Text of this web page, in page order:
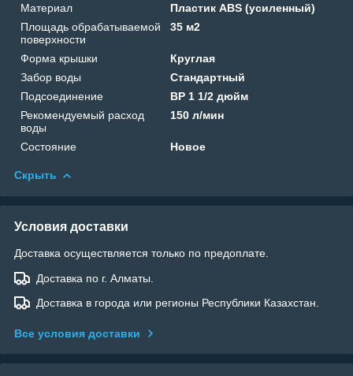
Материал
Пластик ABS (усиленный)
Площадь обрабатываемой
поверхности
35 м2
Форма крышки
Круглая
Забор воды
Стандартный
Подсоединение
ВР 1 1/2 дюйм
Рекомендуемый расход
воды
150 л/мин
Состояние Новое
Скрыть
Условия доставки
Доставка осуществляется только по предоплате.
Доставка по г. Алматы.
Доставка в города или регионы Республики Казахстан.
Все условия доставки